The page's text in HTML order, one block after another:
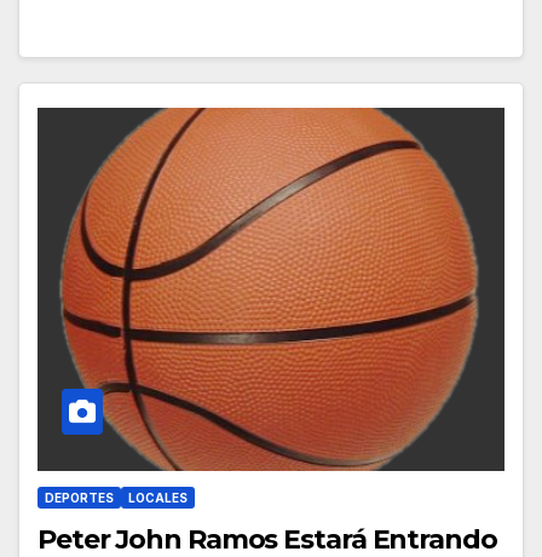
DEPORTES LOCALES
Peter John Ramos Estará Entrando